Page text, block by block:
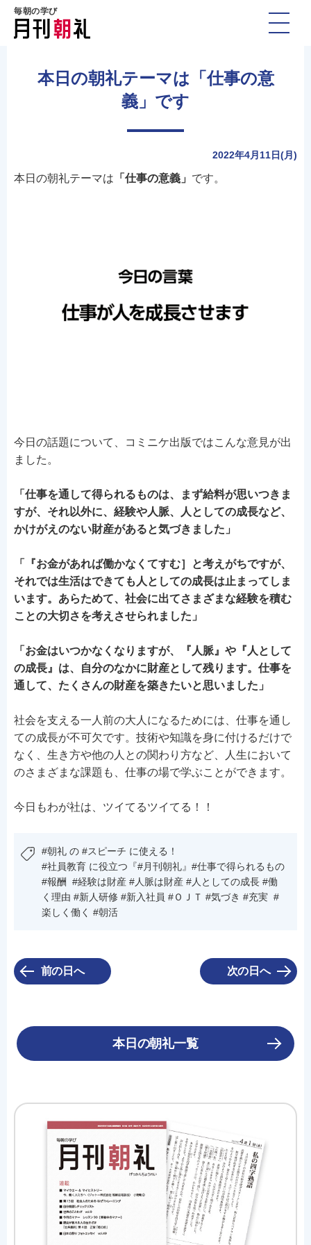
毎朝の学び
本日の朝礼テーマは「仕事の意
義」です
2022年4月11日(月)
本日の朝礼テーマは 「仕事の意義」 です。
今日の話題について、コミニケ出版ではこんな意見が出
ました。
「仕事を通して得られるものは、まず給料が思いつきま
すが、それ以外に、経験や人脈、人としての成長など、
かけがえのない財産があると気づきました」
「『お金があれば働かなくてすむ］と考えがちですが、
それでは生活はできても人としての成長は止まってしま
います。あらためて、社会に出てさまざまな経験を積む
ことの大切さを考えさせられました」
「お金はいつかなくなりますが、『人脈』や『人として
の成長』は、自分のなかに財産として残ります。仕事を
通して、たくさんの財産を築きたいと思いました」
社会を支える一人前の大人になるためには、仕事を通し
ての成長が不可欠です。技術や知識を身に付けるだけで
なく、生き方や他の人との関わり方など、人生において
のさまざまな課題も、仕事の場で学ぶことができます。
今日もわが社は、ツイてるツイてる！！
#朝礼 の #スピーチ に使える！
#社員教育 に役立つ『#月刊朝礼』#仕事で得られるもの
#報酬 #経験は財産 #人脈は財産 #人としての成長 #働
く理由 #新人研修 #新入社員 #ＯＪＴ #気づき #充実 #
楽しく働く #朝活
前の日へ 次の日へ
本日の朝礼一覧